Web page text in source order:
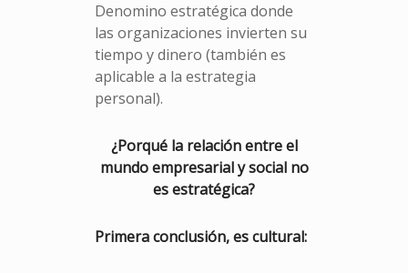
Denomino estratégica donde
las organizaciones invierten su
tiempo y dinero (también es
aplicable a la estrategia
personal).
¿Porqué la relación entre el
mundo empresarial y social no
es estratégica?
Primera conclusión, es cultural: